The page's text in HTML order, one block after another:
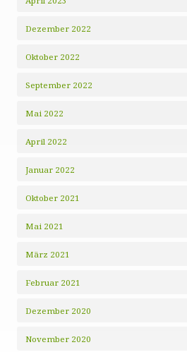
Dezember 2022
Oktober 2022
September 2022
Mai 2022
April 2022
Januar 2022
Oktober 2021
Mai 2021
März 2021
Februar 2021
Dezember 2020
November 2020